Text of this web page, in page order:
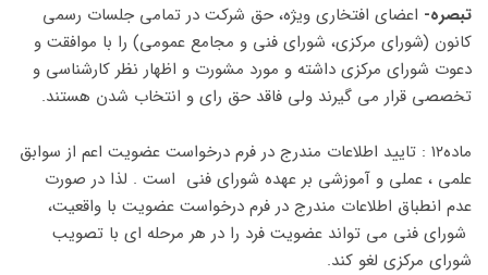
تبصره- اعضای افتخاری ویژه، حق شرکت در تمامی جلسات رسمی
کانون (شورای مرکزی، شورای فنی و مجامع عمومی) را با موافقت و
دعوت شورای مرکزی داشته و مورد مشورت و اظهار نظر کارشناسی و
تخصصی قرار می گیرند ولی فاقد حق رای و انتخاب شدن هستند.
ماده۱۲ : تایید اطلاعات مندرج در فرم درخواست عضویت اعم از سوابق
علمی ، عملی و آموزشی بر عهده شورای فنی است . لذا در صورت
عدم انطباق اطلاعات مندرج در فرم درخواست عضویت با واقعیت،
شورای فنی می تواند عضویت فرد را در هر مرحله ای با تصویب
شورای مرکزی لغو کند.